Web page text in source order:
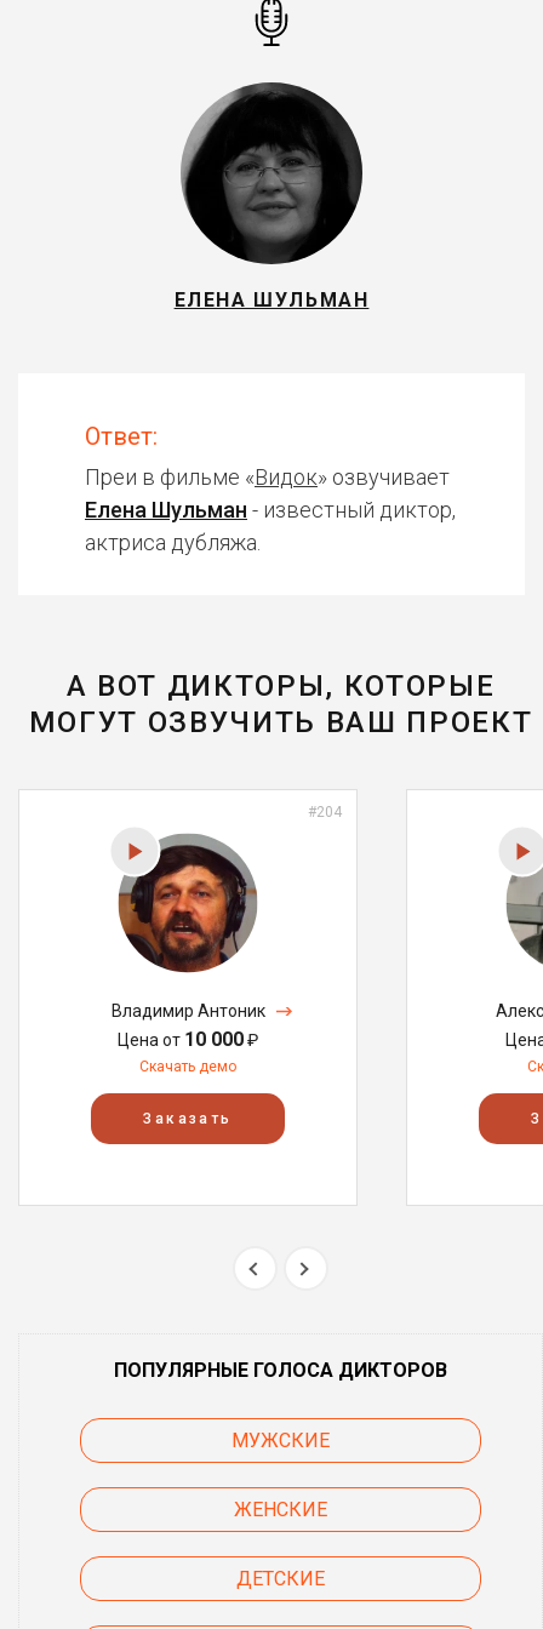
ЕЛЕНА ШУЛЬМАН
Ответ:
Преи в фильме «Видок» озвучивает
Елена Шульман - известный диктор,
актриса дубляжа.
А ВОТ ДИКТОРЫ, КОТОРЫЕ
МОГУТ ОЗВУЧИТЬ ВАШ ПРОЕКТ
#204
Владимир Антоник
Цена от 10 000₽
Скачать демо
Заказать
ПОПУЛЯРНЫЕ ГОЛОСА ДИКТОРОВ
МУЖСКИЕ
ЖЕНСКИЕ
ДЕТСКИЕ